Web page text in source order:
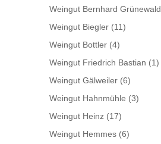
Weingut Bernhard Grünewald
Weingut Biegler (11)
Weingut Bottler (4)
Weingut Friedrich Bastian (1)
Weingut Gälweiler (6)
Weingut Hahnmühle (3)
Weingut Heinz (17)
Weingut Hemmes (6)